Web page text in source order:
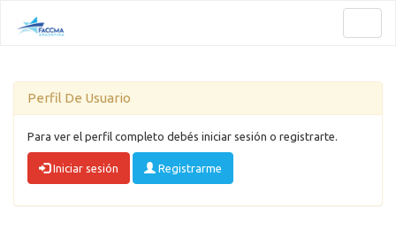
Perfil De Usuario
Para ver el perfil completo debés iniciar sesión o registrarte.
Iniciar sesión Registrarme